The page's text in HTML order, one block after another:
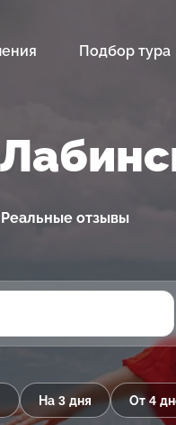
Подбор тура
Реальные отзывы
На 3 дня От 4